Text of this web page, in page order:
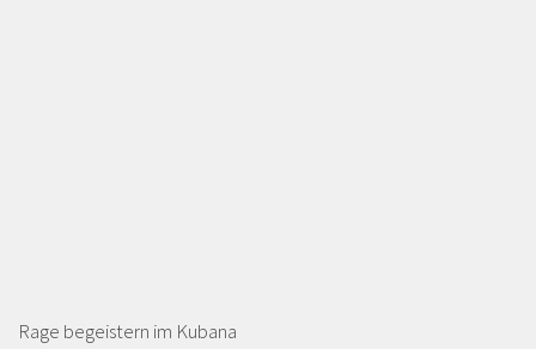
Rage begeistern im Kubana